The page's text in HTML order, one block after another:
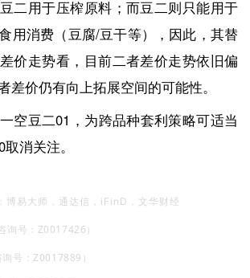
二用于压榨原料；而豆二则只能用于
用消费（豆腐/豆干等），因此，其替
价走势看，目前二者差价走势依旧偏
差价仍有向上拓展空间的可能性。
空豆二01，为跨品种套利策略可适当
消关注。
博易大师， 通达信， iFinD，文华财经
号：Z0017426）
：Z0017889）